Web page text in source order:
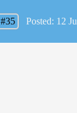
#35 Posted: 12